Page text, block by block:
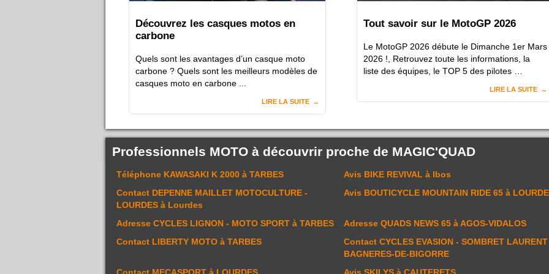
Découvrez les casques motos en
carbone
Quels sont les avantages d’un casque moto
carbone ? Quels sont les meilleurs modèles de
casques moto en carbone ...
LIRE LA SUITE
Tout savoir sur le MotoGP 2026
Le MotoGP 2026 débute le Dimanche 1er Mars
2026 !, Retrouvez toute les informations, la
liste des équipes, le TOP 5 des pilotes …
LIRE LA SUITE
Professionnels MOTO à découvrir proche de MAGIC'QUAD
Téléphone KAWASAKI K 2000 à TARBES Avis BIKE REVIVAL à Ibos
Contact DEPENNE MAILLET MOTOCULTURE -
LOURDES à Lourdes
Avis BOUTICYCLE MOUNTAIN RIDE 65 à
Adresse CYCLES LIGNON - MOTO SPORT à TARBES Adresse QUADS NEWS 65 à AGOS-VIDALOS
Contact LIBERTY MOTO à TARBES Contact CYCLES EVASION - SOMBRET LAURENT
BAGNERES-DE-BIGORRE
Contact MECASPORT à LOURDES Avis SKILYS à CAUTERETS